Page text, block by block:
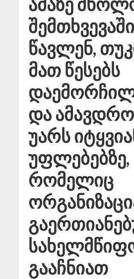
შემთხვევაში
წავლენ,
მათ წესებს
და
უარს
უფლებებზე,
რომელიც
გააჩნიათ